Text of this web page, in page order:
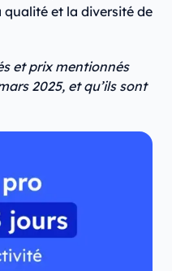
et la diversité de
et prix mentionnés
2025, et qu’ils sont